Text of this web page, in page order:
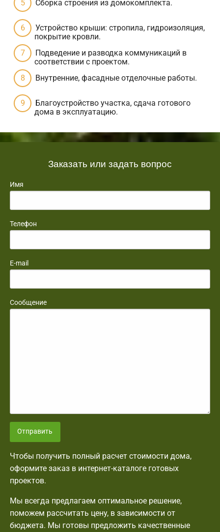
Сборка строения из домокомплекта.
Устройство крыши: стропила, гидроизоляция,
покрытие кровли.
Подведение и разводка коммуникаций в
соответствии с проектом.
Внутренние, фасадные отделочные работы.
Благоустройство участка, сдача готового
дома в эксплуатацию.
Заказать или задать вопрос
Имя
Телефон
E-mail
Сообщение
Отправить
Чтобы получить полный расчет стоимости дома,
оформите заказ в интернет-каталоге готовых
проектов.
Мы всегда предлагаем оптимальное решение,
поможем рассчитать цену, в зависимости от
бюджета. Мы готовы предложить качественные